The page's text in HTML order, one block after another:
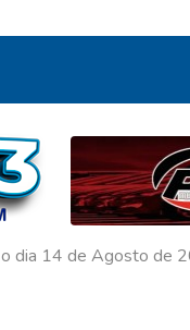
dia 14 de Agosto de